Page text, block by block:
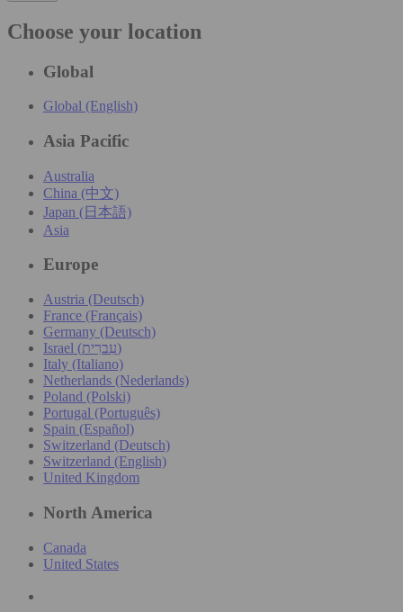
Choose your location
Global
Global (English)
Asia Pacific
Australia
China (中文)
Japan (日本語)
Asia
Europe
Austria (Deutsch)
France (Français)
Germany (Deutsch)
Israel (עִברִית)
Italy (Italiano)
Netherlands (Nederlands)
Poland (Polski)
Portugal (Português)
Spain (Español)
Switzerland (Deutsch)
Switzerland (English)
United Kingdom
North America
Canada
United States